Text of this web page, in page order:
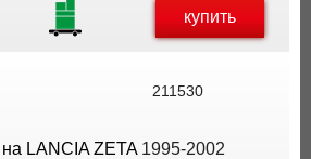
купить
211530
LANCIA ZETA1995-2002